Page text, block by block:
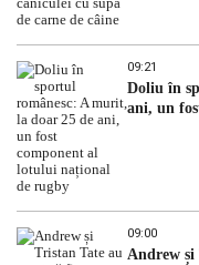
09:21
Doliu în
ani, un
09:00
Andrew și